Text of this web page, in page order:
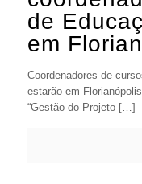
de
em
Coordenadores de
estarão em
“Gestão do Projeto […]